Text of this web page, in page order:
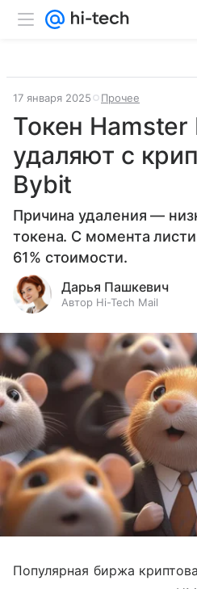
17 января 2025 Прочее
Токен Hamster
удаляют с
Bybit
Причина удаления —
токена. С момента
61% стоимости.
Дарья Пашкевич
Автор Hi-Tech Mail
Популярная биржа